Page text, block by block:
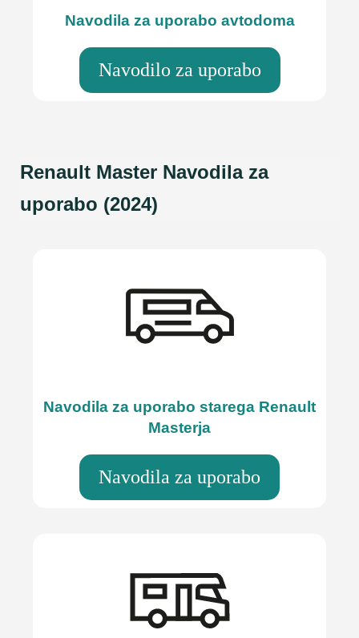
Navodila za uporabo avtodoma
Navodilo za uporabo
Renault Master Navodila za
uporabo (2024)
Navodila za uporabo starega Renault
Masterja
Navodila za uporabo